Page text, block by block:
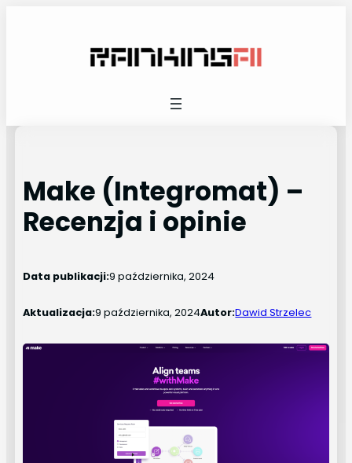
Make (Integromat) –
Recenzja i opinie
Data publikacji:9 października, 2024
Aktualizacja:9 października, 2024Autor:Dawid Strzelec